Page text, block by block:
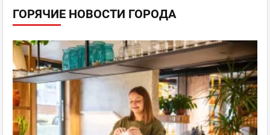
ГОРЯЧИЕ НОВОСТИ ГОРОДА